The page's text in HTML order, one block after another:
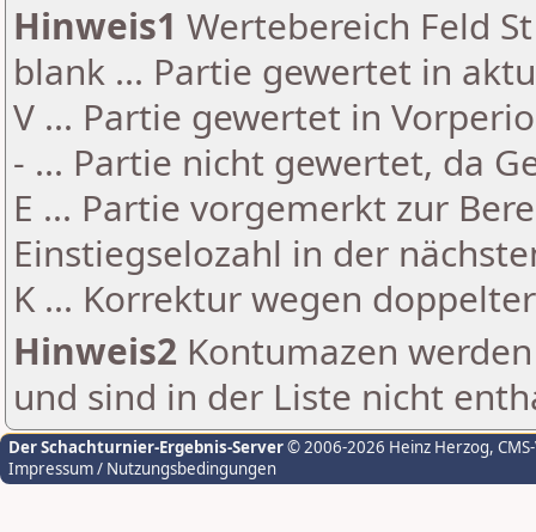
Hinweis1 Wertebereich Feld
blank ... Partie gewertet in
V ... Partie gewertet in
- ... Partie nicht gewertet, da
E ... Partie vorgemerkt zur
Einstiegselozahl in der
K ... Korrektur wegen
Hinweis2 Kontumazen
und sind in der Liste nicht
Der Schachturnier-Ergebnis-Server© 2006-2026 Heinz Herzog,
Impressum / Nutzungsbedingungen